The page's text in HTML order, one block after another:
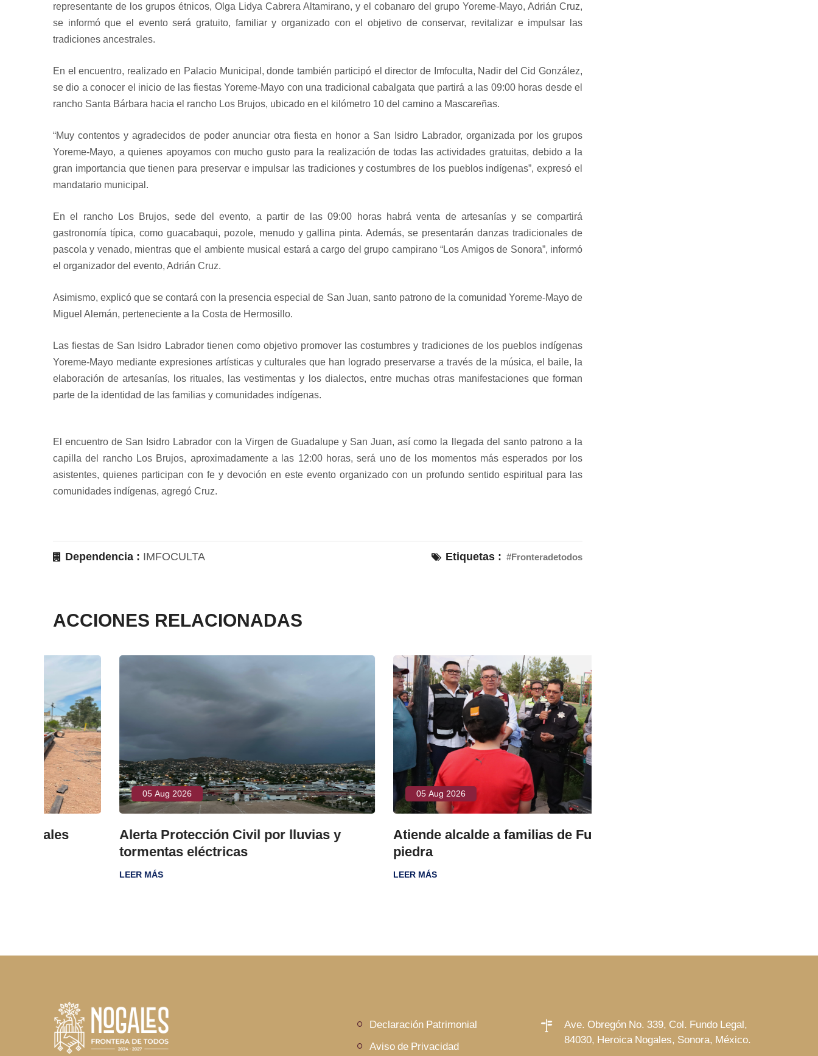
representante de los grupos étnicos, Olga Lidya Cabrera Altamirano, y el cobanaro del grupo Yoreme-Mayo, Adrián Cruz,
se informó que el evento será gratuito, familiar y organizado con el objetivo de conservar, revitalizar e impulsar las
tradiciones ancestrales.
En el encuentro, realizado en Palacio Municipal, donde también participó el director de Imfoculta, Nadir del Cid González,
se dio a conocer el inicio de las fiestas Yoreme-Mayo con una tradicional cabalgata que partirá a las 09:00 horas desde el
rancho Santa Bárbara hacia el rancho Los Brujos, ubicado en el kilómetro 10 del camino a Mascareñas.
“Muy contentos y agradecidos de poder anunciar otra fiesta en honor a San Isidro Labrador, organizada por los grupos
Yoreme-Mayo, a quienes apoyamos con mucho gusto para la realización de todas las actividades gratuitas, debido a la
gran importancia que tienen para preservar e impulsar las tradiciones y costumbres de los pueblos indígenas”, expresó el
mandatario municipal.
En el rancho Los Brujos, sede del evento, a partir de las 09:00 horas habrá venta de artesanías y se compartirá
gastronomía típica, como guacabaqui, pozole, menudo y gallina pinta. Además, se presentarán danzas tradicionales de
pascola y venado, mientras que el ambiente musical estará a cargo del grupo campirano “Los Amigos de Sonora”, informó
el organizador del evento, Adrián Cruz.
Asimismo, explicó que se contará con la presencia especial de San Juan, santo patrono de la comunidad Yoreme-Mayo de
Miguel Alemán, perteneciente a la Costa de Hermosillo.
Las fiestas de San Isidro Labrador tienen como objetivo promover las costumbres y tradiciones de los pueblos indígenas
Yoreme-Mayo mediante expresiones artísticas y culturales que han logrado preservarse a través de la música, el baile, la
elaboración de artesanías, los rituales, las vestimentas y los dialectos, entre muchas otras manifestaciones que forman
parte de la identidad de las familias y comunidades indígenas.
El encuentro de San Isidro Labrador con la Virgen de Guadalupe y San Juan, así como la llegada del santo patrono a la
capilla del rancho Los Brujos, aproximadamente a las 12:00 horas, será uno de los momentos más esperados por los
asistentes, quienes participan con fe y devoción en este evento organizado con un profundo sentido espiritual para las
comunidades indígenas, agregó Cruz.
Dependencia : IMFOCULTA Etiquetas : #Fronteradetodos
ACCIONES RELACIONADAS
05 Aug 2026
Alerta Protección Civil por lluvias y
tormentas eléctricas
05 Aug 2026
Atiende alcalde a familias de Fuente de
Declaración Patrimonial
Aviso de Privacidad
Ave. Obregón No. 339, Col. Fundo Legal,
84030, Heroica Nogales, Sonora, México.